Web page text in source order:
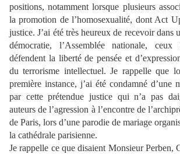
positions, notamment lorsque plusieurs
la promotion de l’homosexualité, dont Act
justice. J’ai été très heureux de recevoir dans
démocratie, l’Assemblée nationale,
défendent la liberté de pensée et
du terrorisme intellectuel. Je rappelle que
première instance, j’ai été condamné d’une
par cette prétendue justice qui n’a pas
auteurs de l’agression à l’encontre de
de Paris, lors d’une parodie de mariage
la cathédrale parisienne.
Je rappelle ce que disaient Monsieur Perben,